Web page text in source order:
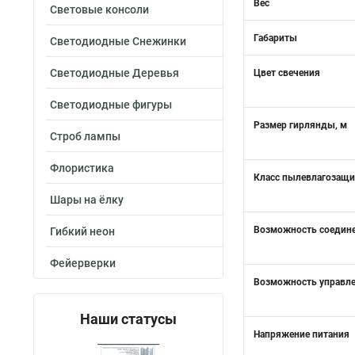
Световые консоли
Светодиодные Снежинки
Светодиодные Деревья
Светодиодные фигуры
Строб лампы
Флористика
Шары на ёлку
Гибкий неон
Фейерверки
Наши статусы
Вес
Габариты
Цвет свечения
Размер гирлянды, м
Класс
Возможность
Возможность
Напряжение питания